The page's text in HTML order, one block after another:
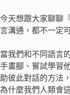
今天想跟大家聊聊
言溝通，都不一定
當我們和不同語言
手畫腳、嘗試學習
助彼此對話的方法
為什麼我們人類會